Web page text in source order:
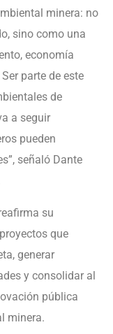
minera: no
sino como una
economía
parte de este
de
a seguir
pueden
señaló Dante
su
que
generar
y consolidar al
pública
minera.